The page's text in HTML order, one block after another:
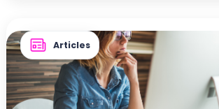
Articles